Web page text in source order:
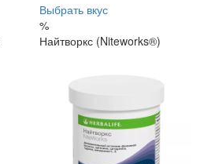
Выбрать вкус
%
Найтворкс (Niteworks®)